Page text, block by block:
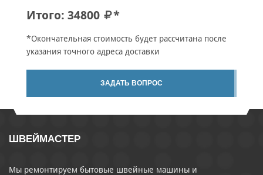
Итого: 34800 *
*Окончательная стоимость будет рассчитана после
указания точного адреса доставки
ЗАДАТЬ ВОПРОС
ШВЕЙМАСТЕР
Мы ремонтируем бытовые швейные машины и